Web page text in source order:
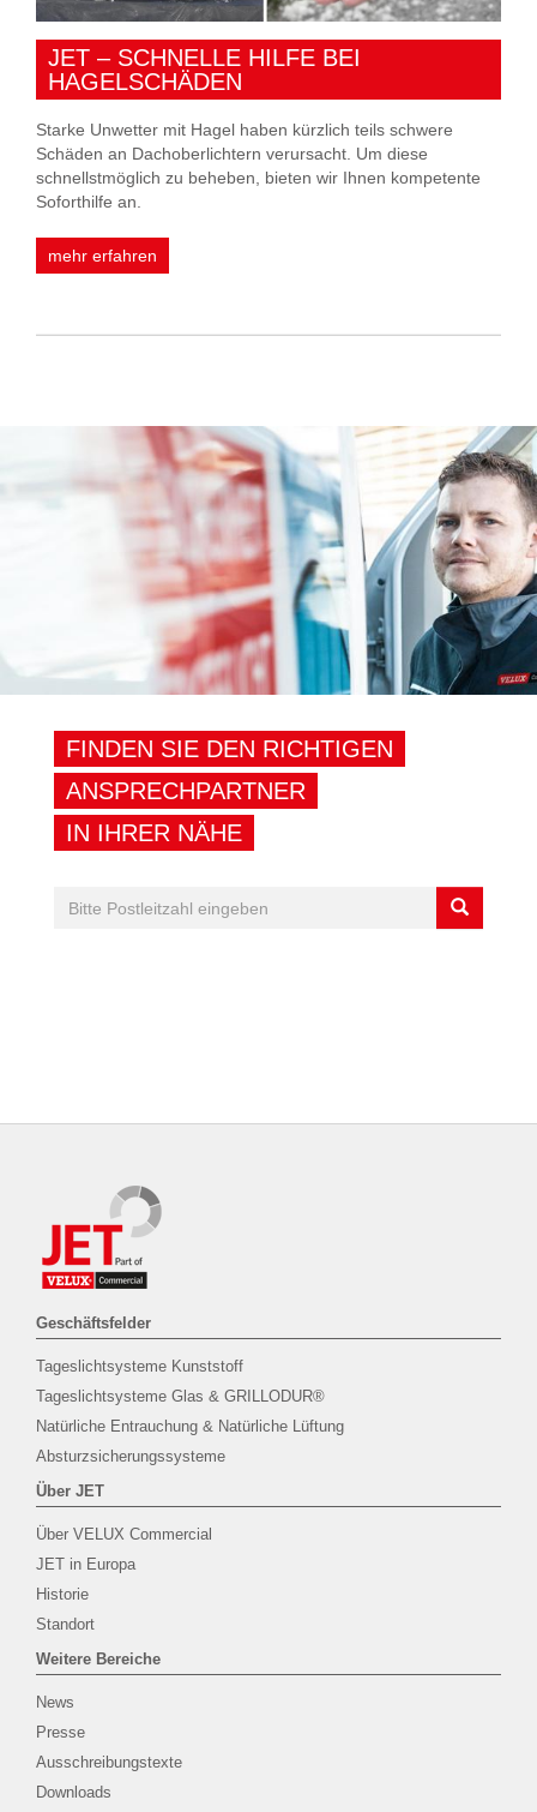
JET – SCHNELLE HILFE BEI
HAGELSCHÄDEN
Starke Unwetter mit Hagel haben kürzlich teils schwere
Schäden an Dachoberlichtern verursacht. Um diese
schnellstmöglich zu beheben, bieten wir Ihnen kompetente
Soforthilfe an.
mehr erfahren
FINDEN SIE DEN RICHTIGEN
ANSPRECHPARTNER
IN IHRER NÄHE
Geschäftsfelder
Tageslichtsysteme Kunststoff
Tageslichtsysteme Glas & GRILLODUR®
Natürliche Entrauchung & Natürliche Lüftung
Absturzsicherungssysteme
Über JET
Über VELUX Commercial
JET in Europa
Historie
Standort
Weitere Bereiche
News
Presse
Ausschreibungstexte
Downloads